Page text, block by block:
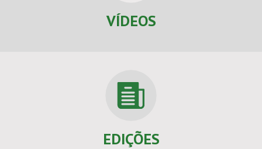
VÍDEOS
EDIÇÕES